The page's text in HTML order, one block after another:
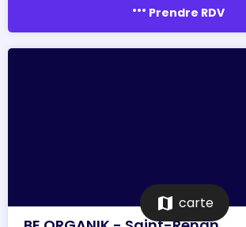
more_horiz Prendre RDV
map carte